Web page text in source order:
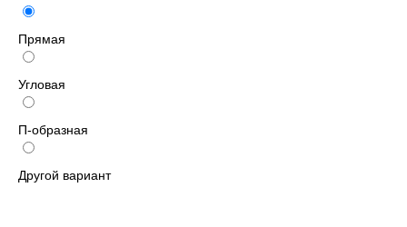
Прямая
Угловая
П-образная
Другой вариант